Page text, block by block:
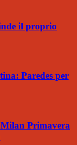
il proprio
Paredes per
Primavera